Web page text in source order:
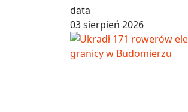
03 sierpień 2026